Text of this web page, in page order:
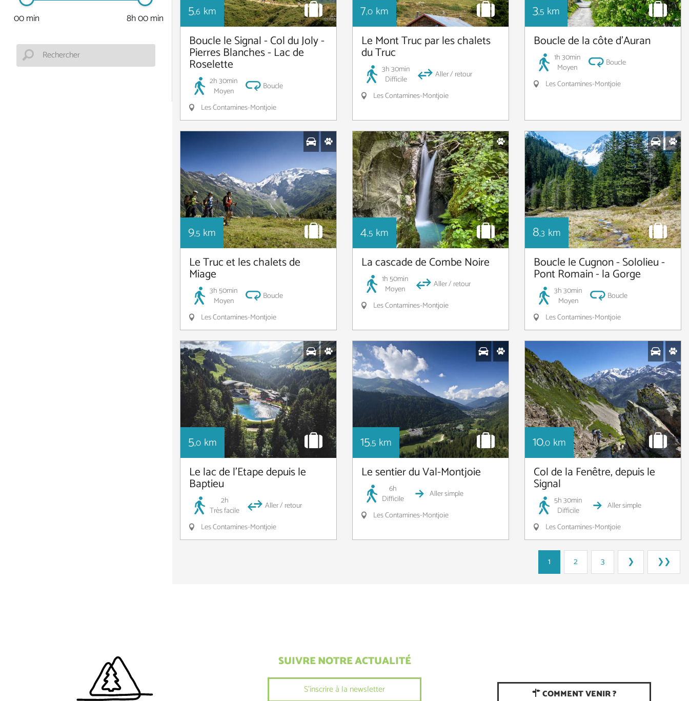
00 min 8h 00 min 5,6 km
Boucle le Signal - Col du Joly -
Pierres Blanches - Lac de
Roselette
2h 30min
Moyen
Boucle
Les Contamines-Montjoie
7,0 km
Le Mont Truc par les chalets
du Truc
3h 30min
Difficile
Aller / retour
Les Contamines-Montjoie
3,5 km
Boucle de la côte d’Auran
1h 30min
Moyen
Boucle
Les Contamines-Montjoie
9,5 km
Le Truc et les chalets de
Miage
3h 50min
Moyen
Boucle
Les Contamines-Montjoie
4,5 km
La cascade de Combe Noire
1h 50min
Moyen
Aller / retour
Les Contamines-Montjoie
8,3 km
Boucle le Cugnon - Sololieu -
Pont Romain - la Gorge
3h 30min
Moyen
Boucle
Les Contamines-Montjoie
5,0 km
Le lac de l'Etape depuis le
Baptieu
2h
Très facile
Aller / retour
Les Contamines-Montjoie
15,5 km
Le sentier du Val-Montjoie
6h
Difficile
Aller simple
Les Contamines-Montjoie
10,0 km
Col de la Fenêtre, depuis le
Signal
5h 30min
Difficile
Aller simple
Les Contamines-Montjoie
1 2 3 ❯ ❯❯
SUIVRE NOTRE ACTUALITÉ
S'inscrire à la newsletter COMMENT VENIR ?